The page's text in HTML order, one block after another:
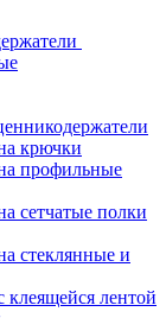
крючки
профильные
сетчатые полки
стеклянные и
клеящейся лентой